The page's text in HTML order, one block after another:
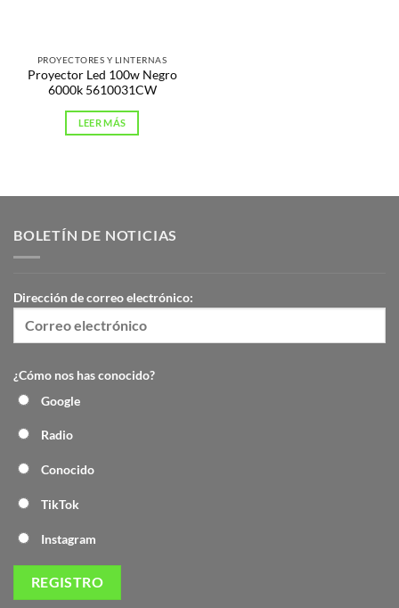
PROYECTORES Y LINTERNAS
Proyector Led 100w Negro
6000k 5610031CW
LEER MÁS
BOLETÍN DE NOTICIAS
Dirección de correo electrónico:
¿Cómo nos has conocido?
Google
Radio
Conocido
TikTok
Instagram